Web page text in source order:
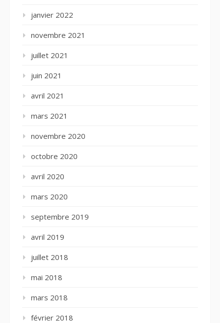
janvier 2022
novembre 2021
juillet 2021
juin 2021
avril 2021
mars 2021
novembre 2020
octobre 2020
avril 2020
mars 2020
septembre 2019
avril 2019
juillet 2018
mai 2018
mars 2018
février 2018